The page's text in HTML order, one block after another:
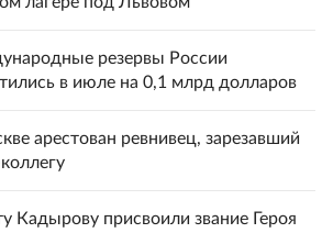
резервы России
в июле на 0,1 млрд долларов
арестован ревнивец, зарезавший
Кадырову присвоили звание Героя